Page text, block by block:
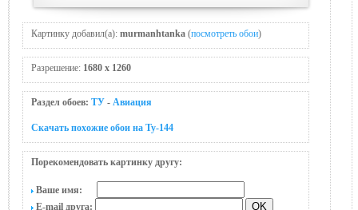
Картинку добавил(а): murmanhtanka (посмотреть обои)
Разрешение: 1680 x 1260
Раздел обоев: ТУ - Авиация
Скачать похожие обои на Ту-144
Порекомендовать картинку другу:
Ваше имя:
E-mail друга: